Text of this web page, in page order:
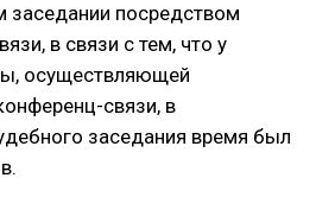
заседании посредством
в связи с тем, что у
осуществляющей
связи, в
заседания время был